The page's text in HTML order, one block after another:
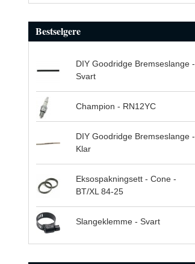
Bestselgere
DIY Goodridge Bremseslange -
Svart
Champion - RN12YC
DIY Goodridge Bremseslange -
Klar
Eksospakningsett - Cone -
BT/XL 84-25
Slangeklemme - Svart